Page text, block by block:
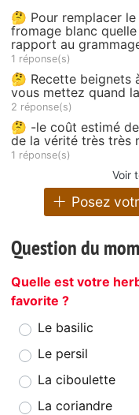
🤔 Pour remplacer
fromage blanc
rapport au
1 réponse(s)
🤔 Recette beignets
vous mettez quand
2 réponse(s)
🤔 -le coût estimé
de la vérité très très
1 réponse(s)
Voir
Posez
Question du
Quelle est votre
favorite ?
Le basilic
Le persil
La ciboulette
La coriandre